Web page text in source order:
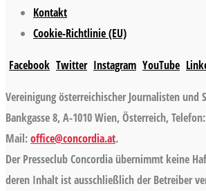
Kontakt
Cookie-Richtlinie (EU)
Facebook Twitter Instagram YouTube
Vereinigung österreichischer Journalisten und
Bankgasse 8, A-1010 Wien, Österreich,
Mail:office@concordia.at.
Der Presseclub Concordia übernimmt keine
deren Inhalt ist ausschließlich der Betreiber